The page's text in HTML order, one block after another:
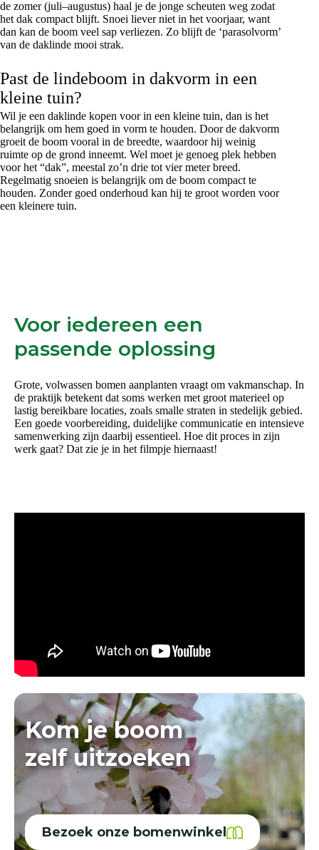
de zomer (juli–augustus) haal je de jonge scheuten weg zodat
het dak compact blijft. Snoei liever niet in het voorjaar, want
dan kan de boom veel sap verliezen. Zo blijft de ‘parasolvorm’
van de daklinde mooi strak.
Past de lindeboom in dakvorm in een
kleine tuin?
Wil je een daklinde kopen voor in een kleine tuin, dan is het
belangrijk om hem goed in vorm te houden. Door de dakvorm
groeit de boom vooral in de breedte, waardoor hij weinig
ruimte op de grond inneemt. Wel moet je genoeg plek hebben
voor het “dak”, meestal zo’n drie tot vier meter breed.
Regelmatig snoeien is belangrijk om de boom compact te
houden. Zonder goed onderhoud kan hij te groot worden voor
een kleinere tuin.
Voor iedereen een
passende oplossing
Grote, volwassen bomen aanplanten vraagt om vakmanschap. In
de praktijk betekent dat soms werken met groot materieel op
lastig bereikbare locaties, zoals smalle straten in stedelijk gebied.
Een goede voorbereiding, duidelijke communicatie en intensieve
samenwerking zijn daarbij essentieel. Hoe dit proces in zijn
werk gaat? Dat zie je in het filmpje hiernaast!
Kom je boom
zelf uitzoeken
Bezoek onze bomenwinkel